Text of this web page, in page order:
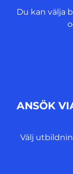
Du kan välja
ANSÖK
Välj